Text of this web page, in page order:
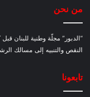
من نحن
“الدبور” مجلّة وطنية للبنان
النقص والتنبيه إلى مسالك
تابعونا